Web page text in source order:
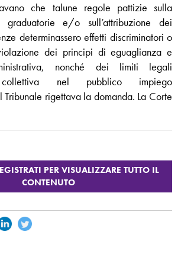
che talune regole pattizie sulla
graduatorie e/o sull’attribuzione dei
determinassero effetti discriminatori o
dei principi di eguaglianza e
nonché dei limiti legali
collettiva nel pubblico impiego
Tribunale rigettava la domanda. La Corte